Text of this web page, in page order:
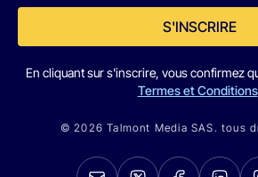
S'INSCRIRE
En cliquant sur s'inscrire, vous confirmez
Termes et Conditions
© 2026 Talmont Media SAS. tous